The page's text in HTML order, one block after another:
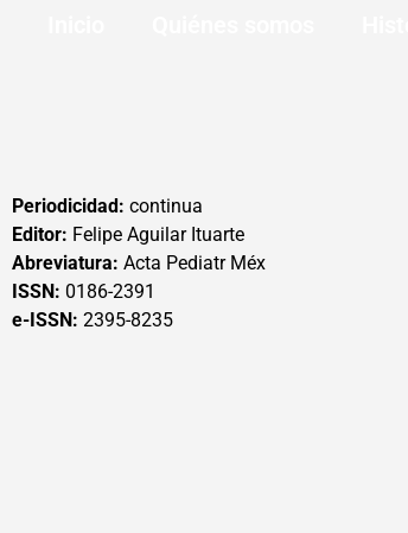
Periodicidad: continua
Editor: Felipe Aguilar Ituarte
Abreviatura: Acta Pediatr Méx
ISSN: 0186-2391
e-ISSN: 2395-8235